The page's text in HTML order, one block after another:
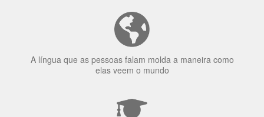
A língua que as pessoas falam molda a maneira como
elas veem o mundo